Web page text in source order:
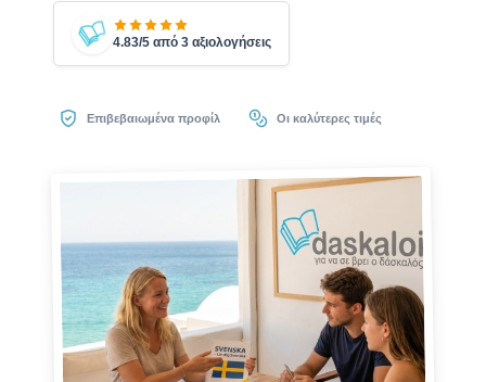
4.83/5 από 3 αξιολογήσεις
Επιβεβαιωμένα προφίλ Οι καλύτερες τιμές